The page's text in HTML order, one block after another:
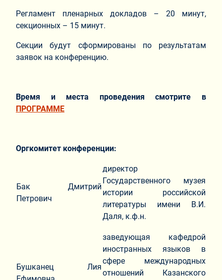
Регламент пленарных докладов – 20 минут,
секционных – 15 минут.
Секции будут сформированы по результатам
заявок на конференцию.
Время и места проведения смотрите в
ПРОГРАММЕ
Оргкомитет конференции:
Бак Дмитрий
Петрович
директор
Государственного музея
истории российской
литературы имени В.И.
Даля, к.ф.н.
Бушканец Лия
заведующая кафедрой
иностранных языков в
сфере международных
отношений Казанского